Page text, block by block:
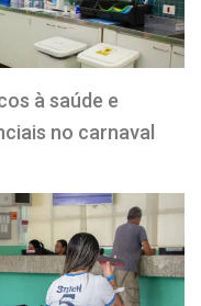
à saúde e
no carnaval